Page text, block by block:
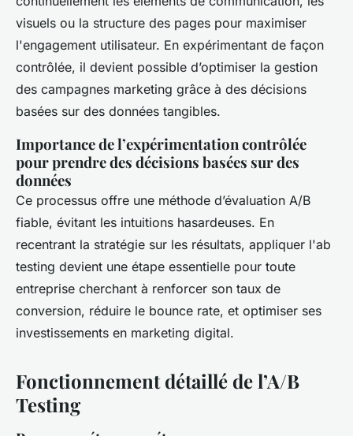
visuels ou la structure des pages pour maximiser
l'engagement utilisateur. En expérimentant de façon
contrôlée, il devient possible d’optimiser la gestion
des campagnes marketing grâce à des décisions
basées sur des données tangibles.
Importance de l’expérimentation contrôlée
pour prendre des décisions basées sur des
données
Ce processus offre une méthode d’évaluation A/B
fiable, évitant les intuitions hasardeuses. En
recentrant la stratégie sur les résultats, appliquer l'ab
testing devient une étape essentielle pour toute
entreprise cherchant à renforcer son taux de
conversion, réduire le bounce rate, et optimiser ses
investissements en marketing digital.
Fonctionnement détaillé de l’A/B
Testing